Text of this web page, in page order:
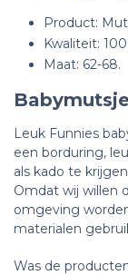
Product:
Kwaliteit:
Maat: 62-68.
Leuk Funnies
een borduring,
als kado te
Omdat wij willen
omgeving
materialen
Was de